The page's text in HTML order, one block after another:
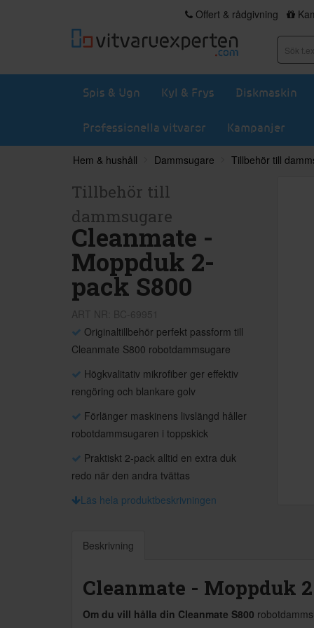
Offert & rådgivning
Spis & Ugn Kyl & Frys Diskmaskin
Professionella vitvaror Kampanjer
Hem & hushåll Dammsugare Tillbehör till
Tillbehör till
dammsugare
Cleanmate -
Moppduk 2-
pack S800
Originaltillbehör perfekt passform till
Cleanmate S800 robotdammsugare
Högkvalitativ mikrofiber ger effektiv
rengöring och blankare golv
Förlänger maskinens livslängd håller
robotdammsugaren i toppskick
Praktiskt 2-pack alltid en extra duk
redo när den andra tvättas
Läs hela produktbeskrivningen
Beskrivning
Cleanmate - Moppduk
Om du vill hålla din Cleanmate S800